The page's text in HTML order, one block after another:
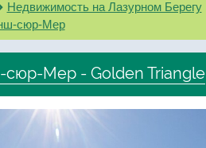
Недвижимость на Лазурном Берегу
сюр-Мер
сюр-Мер - Golden Triangle